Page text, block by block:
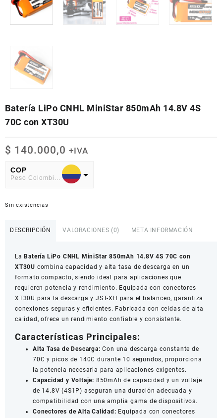
Batería LiPo CNHL MiniStar 850mAh 14.8V 4S
70C con XT30U
$ 140.000,0 +IVA
COP
Peso Colombiano
American Dollar
Sin existencias
DESCRIPCIÓN VALORACIONES (0) META INFORMACIÓN
La Batería LiPo CNHL MiniStar 850mAh 14.8V 4S 70C con
XT30U combina capacidad y alta tasa de descarga en un
formato compacto, siendo ideal para aplicaciones que
requieren potencia y rendimiento. Equipada con conectores
XT30U para la descarga y JST-XH para el balanceo, garantiza
conexiones seguras y eficientes. Fabricada con celdas de alta
calidad, ofrece un rendimiento confiable y consistente.
Características Principales:
Alta Tasa de Descarga: Con una descarga constante de
70C y picos de 140C durante 10 segundos, proporciona
la potencia necesaria para aplicaciones exigentes.
Capacidad y Voltaje: 850mAh de capacidad y un voltaje
de 14.8V (4S1P) aseguran una duración adecuada y
compatibilidad con una amplia gama de dispositivos.
Conectores de Alta Calidad: Equipada con conectores